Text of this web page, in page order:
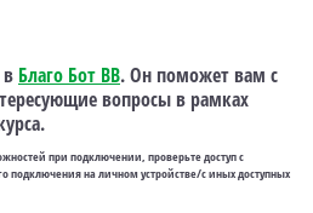
Благо Бот ВВ. Он поможет вам с
вопросы в рамках
при подключении, проверьте доступ с
подключения на личном устройстве/с иных доступных